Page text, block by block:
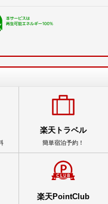
楽天トラベル
簡単宿泊予約！
楽天PointClub